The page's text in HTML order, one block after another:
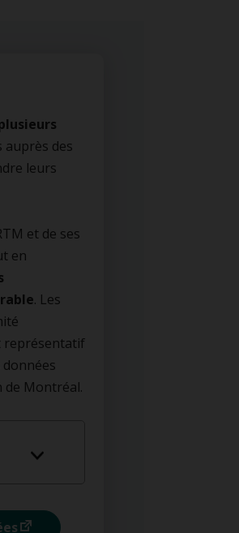
auprès des
leurs
et de ses
en
. Les
représentatif
de Montréal.